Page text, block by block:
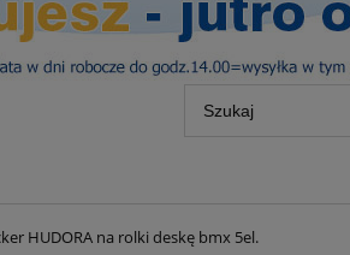
HUDORA na rolki deskę bmx 5el.